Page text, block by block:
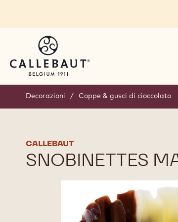
Decorazioni / Coppe & gusci di cioccolato
CALLEBAUT
SNOBINETTES